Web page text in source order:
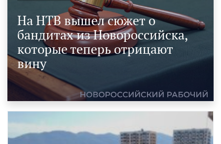
На НТВ вышел сюжет о
бандитах из Новороссийска,
которые теперь отрицают
вину